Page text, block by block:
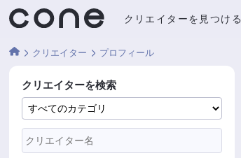
クリエイターを見つける
クリエイター プロフィール
クリエイターを検索